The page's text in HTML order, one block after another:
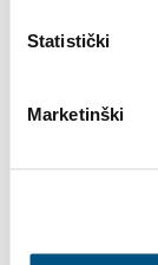
Statistički
Marketinški